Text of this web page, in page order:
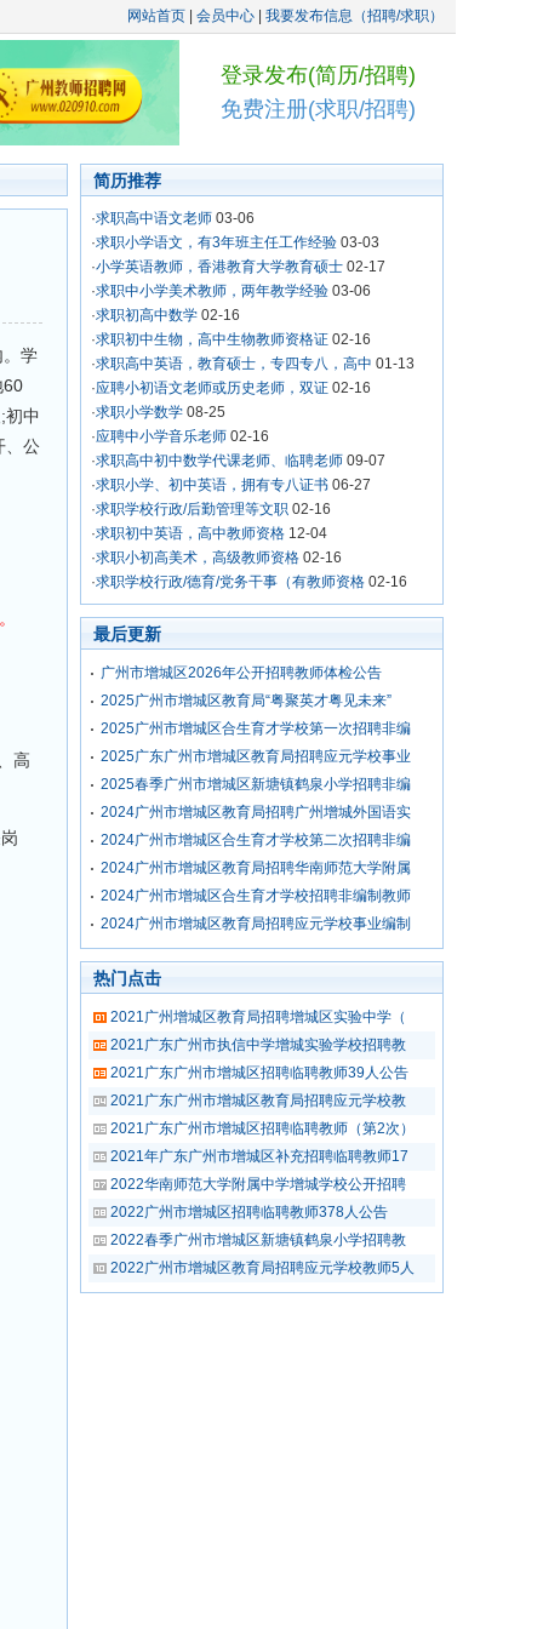
网站首页 会员中心 我要发布信息（招聘/求职）
登录发布(简历/招聘)
免费注册(求职/招聘)
学
60
初中
、公
高
简历推荐
·求职高中语文老师 03-06
·求职小学语文，有3年班主任工作经验 03-03
·小学英语教师，香港教育大学教育硕士 02-17
·求职中小学美术教师，两年教学经验 03-06
·求职初高中数学 02-16
·求职初中生物，高中生物教师资格证 02-16
·求职高中英语，教育硕士，专四专八，高中 01-13
·应聘小初语文老师或历史老师，双证 02-16
·求职小学数学 08-25
·应聘中小学音乐老师 02-16
·求职高中初中数学代课老师、临聘老师 09-07
·求职小学、初中英语，拥有专八证书 06-27
·求职学校行政/后勤管理等文职 02-16
·求职初中英语，高中教师资格 12-04
·求职小初高美术，高级教师资格 02-16
·求职学校行政/德育/党务干事（有教师资格 02-16
最后更新
广州市增城区2026年公开招聘教师体检公告
2025广州市增城区教育局“粤聚英才粤见未来”
2025广州市增城区合生育才学校第一次招聘非编
2025广东广州市增城区教育局招聘应元学校事业
2025春季广州市增城区新塘镇鹤泉小学招聘非编
2024广州市增城区教育局招聘广州增城外国语实
2024广州市增城区合生育才学校第二次招聘非编
2024广州市增城区教育局招聘华南师范大学附属
2024广州市增城区合生育才学校招聘非编制教师
2024广州市增城区教育局招聘应元学校事业编制
热门点击
2021广州增城区教育局招聘增城区实验中学（
2021广东广州市执信中学增城实验学校招聘教
2021广东广州市增城区招聘临聘教师39人公告
2021广东广州市增城区教育局招聘应元学校教
2021广东广州市增城区招聘临聘教师（第2次）
2021年广东广州市增城区补充招聘临聘教师17
2022华南师范大学附属中学增城学校公开招聘
2022广州市增城区招聘临聘教师378人公告
2022春季广州市增城区新塘镇鹤泉小学招聘教
2022广州市增城区教育局招聘应元学校教师5人